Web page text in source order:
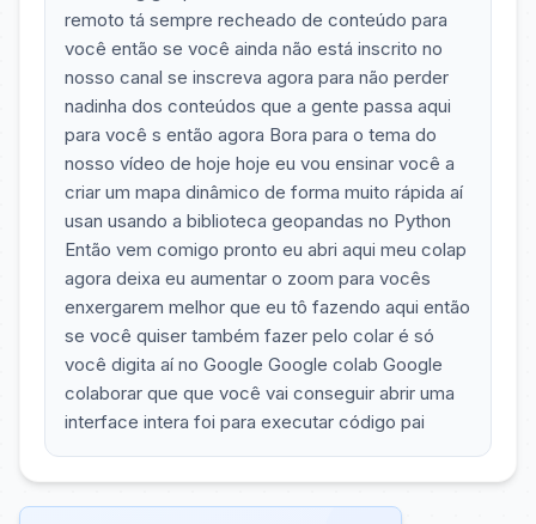
remoto tá sempre recheado de conteúdo para
você então se você ainda não está inscrito no
nosso canal se inscreva agora para não perder
nadinha dos conteúdos que a gente passa aqui
para você s então agora Bora para o tema do
nosso vídeo de hoje hoje eu vou ensinar você a
criar um mapa dinâmico de forma muito rápida aí
usan usando a biblioteca geopandas no Python
Então vem comigo pronto eu abri aqui meu colap
agora deixa eu aumentar o zoom para vocês
enxergarem melhor que eu tô fazendo aqui então
se você quiser também fazer pelo colar é só
você digita aí no Google Google colab Google
colaborar que que você vai conseguir abrir uma
interface intera foi para executar código pai